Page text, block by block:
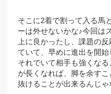
そこに2着で割って入る馬
ーは外せないかな♪今回は
上に良かったし、課題の
ていて、早めに進出を開始
それでいて相手も強くな
が長くなれば、脚を余す
抜けることが出来るんじゃ